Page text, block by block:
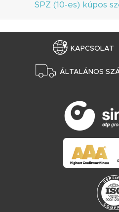
SPZ (10-es) kúpos
KAPCSOLAT
ÁLTALÁNOS